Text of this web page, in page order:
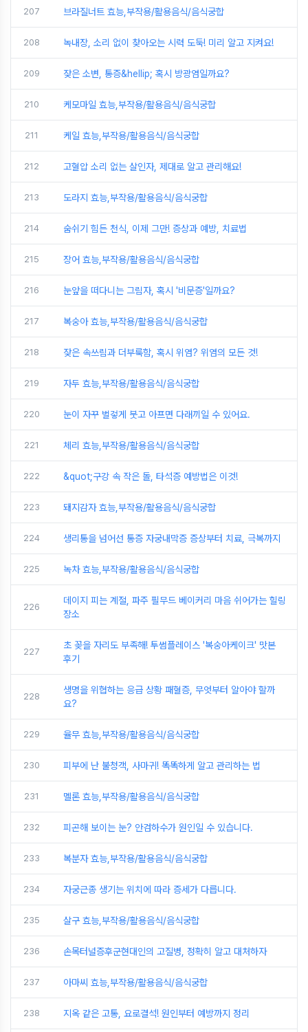
207 브라질너트 효능,부작용/활용음식/음식궁합
208 녹내장, 소리 없이 찾아오는 시력 도둑! 미리 알고 지켜요!
209 잦은 소변, 통증&hellip; 혹시 방광염일까요?
210 케모마일 효능,부작용/활용음식/음식궁합
211 케일 효능,부작용/활용음식/음식궁합
212 고혈압 소리 없는 살인자, 제대로 알고 관리해요!
213 도라지 효능,부작용/활용음식/음식궁합
214 숨쉬기 힘든 천식, 이제 그만! 증상과 예방, 치료법
215 장어 효능,부작용/활용음식/음식궁합
216 눈앞을 떠다니는 그림자, 혹시 '비문증'일까요?
217 복숭아 효능,부작용/활용음식/음식궁합
218 잦은 속쓰림과 더부룩함, 혹시 위염? 위염의 모든 것!
219 자두 효능,부작용/활용음식/음식궁합
220 눈이 자꾸 벌겋게 붓고 아프면 다래끼일 수 있어요.
221 체리 효능,부작용/활용음식/음식궁합
222 &quot;구강 속 작은 돌, 타석증 예방법은 이것!
223 돼지감자 효능,부작용/활용음식/음식궁합
224 생리통을 넘어선 통증 자궁내막증 증상부터 치료, 극복까지
225 녹차 효능,부작용/활용음식/음식궁합
226
데이지 피는 계절, 파주 필무드 베이커리 마음 쉬어가는 힐링
장소
227
초 꽂을 자리도 부족해! 투썸플레이스 '복숭아케이크' 맛본
후기
228
생명을 위협하는 응급 상황 패혈증, 무엇부터 알아야 할까
요?
229 율무 효능,부작용/활용음식/음식궁합
230 피부에 난 불청객, 사마귀! 똑똑하게 알고 관리하는 법
231 멜론 효능,부작용/활용음식/음식궁합
232 피곤해 보이는 눈? 안검하수가 원인일 수 있습니다.
233 복분자 효능,부작용/활용음식/음식궁합
234 자궁근종 생기는 위치에 따라 증세가 다릅니다.
235 살구 효능,부작용/활용음식/음식궁합
236 손목터널증후군현대인의 고질병, 정확히 알고 대처하자
237 아마씨 효능,부작용/활용음식/음식궁합
238 지옥 같은 고통, 요로결석! 원인부터 예방까지 정리